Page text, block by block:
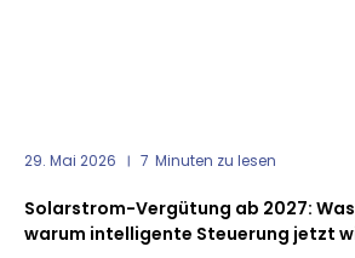
29. Mai 2026 7 Minuten zu lesen
Solarstrom-Vergütung ab 2027:
warum intelligente Steuerung jetzt